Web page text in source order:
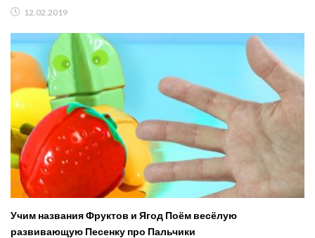
12.02.2019
Учим названия Фруктов и Ягод Поём весёлую
развивающую Песенку про Пальчики